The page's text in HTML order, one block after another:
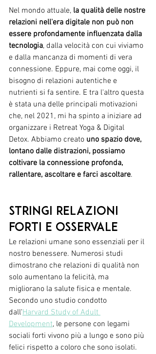
Nel mondo attuale, la qualità delle nostre
relazioni nell'era digitale non può non
essere profondamente influenzata dalla
tecnologia, dalla velocità con cui viviamo
e dalla mancanza di momenti di vera
connessione. Eppure, mai come oggi, il
bisogno di relazioni autentiche e
nutrienti si fa sentire. E tra l'altro questa
è stata una delle principali motivazioni
che, nel 2021, mi ha spinto a iniziare ad
organizzare i Retreat Yoga & Digital
Detox. Abbiamo creato uno spazio dove,
lontano dalle distrazioni, possiamo
coltivare la connessione profonda,
rallentare, ascoltare e farci ascoltare.
stringi relazioni
forti e osservale
Le relazioni umane sono essenziali per il
nostro benessere. Numerosi studi
dimostrano che relazioni di qualità non
solo aumentano la felicità, ma
migliorano la salute fisica e mentale.
Secondo uno studio condotto
dall'Harvard Study of Adult
Development, le persone con legami
sociali forti vivono più a lungo e sono più
felici rispetto a coloro che sono isolati.